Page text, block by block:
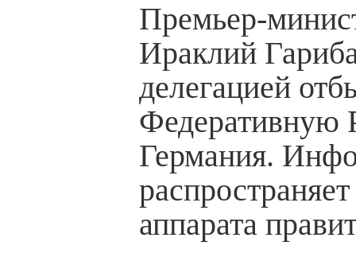
Премьер-
Ираклий
делегацией
Федеративную
Германия.
аппарата